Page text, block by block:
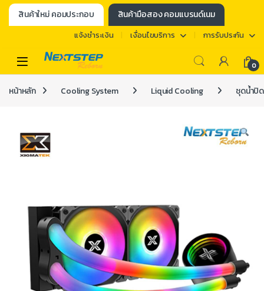
สินค้าใหม่ คอมประกอบ สินค้ามือสอง คอมแบรนด์เนม
แจ้งชำระเงิน เงื่อนไขบริการ การรับประกัน
0
หน้าหลัก Cooling System Liquid Cooling ชุดน้ำปิ